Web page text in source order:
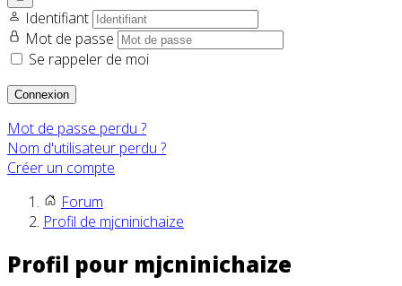
Identifiant
Mot de passe
Se rappeler de moi
Connexion
Mot de passe perdu ?
Nom d'utilisateur perdu ?
Créer un compte
Forum
Profil de mjcninichaize
Profil pour mjcninichaize